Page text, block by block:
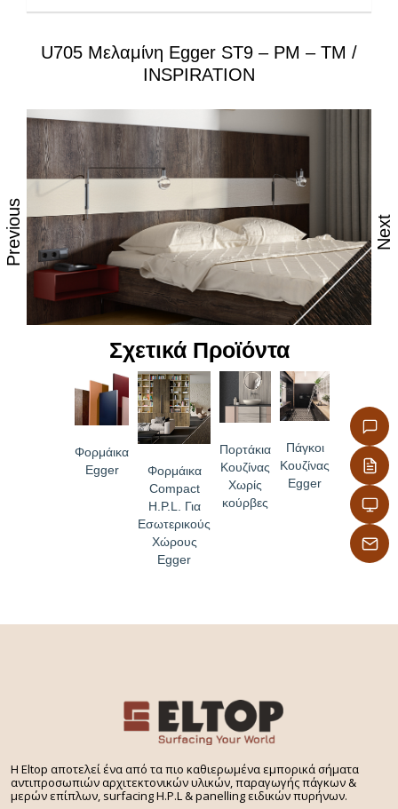
Ιδιότητες:
– Ανθεκτικότητα στη θερμότητα και τον ατμό
– Υψηλές αντοχές στη καθημερινή φθορά από τριβή,
κρούση & χάραξη
– Δυνατότητα εύκολου καθημερινού καθαρισμού
– Επιφάνεια απόλυτα υγιεινή
– Υψηλή αντοχή στον αποχρωματισμό και το
θάμπωμα
– Υψηλή αντοχή στα χημικά
– Υψηλή αισθητική, υφή και αφή
U705 Μελαμίνη Egger ST9 – PM – TM /
INSPIRATION
Previous Next
Σχετικά Προϊόντα
Φορμάικα
Egger
Φορμάικα
Compact
H.P.L. Για
Εσωτερικούς
Χώρους
Egger
Πορτάκια
Κουζίνας
Χωρίς
κούρβες
Πάγκοι
Κουζίνας
Egger
H Eltop αποτελεί ένα από τα πιο καθιερωμένα εμπορικά σήματα
αντιπροσωπιών αρχιτεκτονικών υλικών, παραγωγής πάγκων &
μερών επίπλων, surfacing H.P.L & panelling ειδικών πυρήνων.